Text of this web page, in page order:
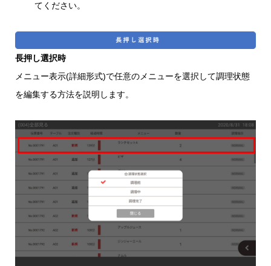
てください。
長押し選択時
メニュー表示(詳細形式)で任意のメニューを選択して調理状態
を編集する方法を説明します。